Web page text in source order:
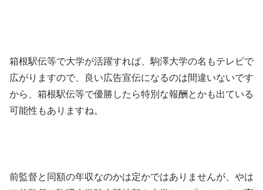
箱根駅伝等で大学が活躍すれば、駒澤大学の名もテレビで
広がりますので、良い広告宣伝になるのは間違いないです
から、箱根駅伝等で優勝したら特別な報酬とかも出ている
可能性もありますね。
前監督と同額の年収なのかは定かではありませんが、やは